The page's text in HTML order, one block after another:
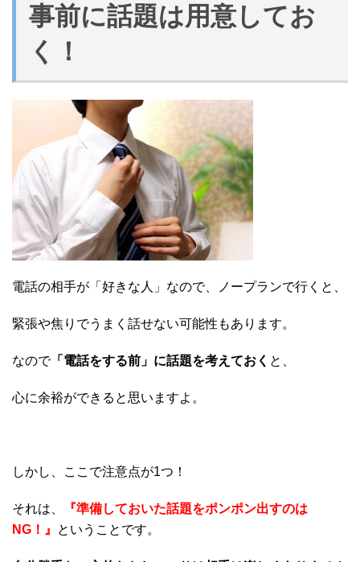
事前に話題は用意してお
く！
電話の相手が「好きな人」なので、ノープランで行くと、
緊張や焦りでうまく話せない可能性もあります。
なので「電話をする前」に話題を考えておく と、
心に余裕ができると思いますよ。
しかし、ここで注意点が1つ！
それは、
『準備しておいた話題をポンポン出すのは
NG！』
ということです。